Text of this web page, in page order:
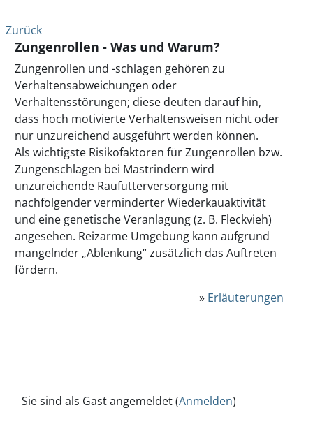
Zurück
Zungenrollen - Was und Warum?
Zungenrollen und -schlagen gehören zu
Verhaltensabweichungen oder
Verhaltensstörungen; diese deuten darauf hin,
dass hoch motivierte Verhaltensweisen nicht oder
nur unzureichend ausgeführt werden können.
Als wichtigste Risikofaktoren für Zungenrollen bzw.
Zungenschlagen bei Mastrindern wird
unzureichende Raufutterversorgung mit
nachfolgender verminderter Wiederkauaktivität
und eine genetische Veranlagung (z. B. Fleckvieh)
angesehen. Reizarme Umgebung kann aufgrund
mangelnder „Ablenkung“ zusätzlich das Auftreten
fördern.
» Erläuterungen
Sie sind als Gast angemeldet (Anmelden)